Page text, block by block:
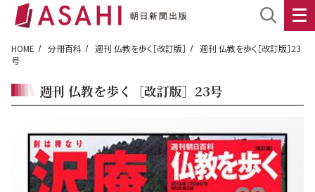
HOME 分冊百科 週刊 仏教を歩く［改訂版］
週刊 仏教を歩く［改訂版］23
号
週刊 仏教を歩く［改訂版］23号